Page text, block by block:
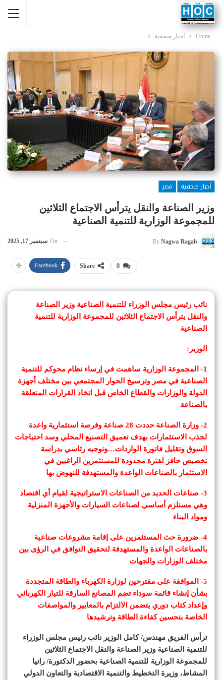
Home أخبار صحفية
أخبار صحفية
مصر
وزير الصناعة والنقل يترأس الاجتماع الثلاثين
للمجموعة الوزارية للتنمية الصناعية
By Nagwa Ragab
On سبتمبر 17, 2025
0
Share
Facebook
نائب رئيس مجلس الوزراء للتنمية الصناعية وزير الصناعة
والنقل يترأس الاجتماع الثلاثين للمجموعة الوزارية للتنمية
الصناعية
الوزير:
1- المجموعة الوزارية ساهمت في إرساء نظام محوكم للتنمية
الصناعية في مصر وترسيخ الحوار المجتمعي بين مختلف أجهزة
الدولة والوزارات والقطاع الخاص قبل اتخاذ القرارات المتعلقة
بالصناعة
2- وزارة الصناعة حددت 28 صناعة وفرصة استثمارية واعدة
لجذب الاستثمارات بهدف تعميق التصنيع المحلي وسد احتياجات
السوق وتقليل فاتورة الواردات…وتوجيه رئاسي بدراسة
تخصيص حافز لفترة محدودة للمستثمرين الراغبين في
الاستثمار بالصناعات الواعدة والمستهدفة للنهوض بها
3- صناعات الحديد من الصناعات الاستراتيجية لقيام أي اقتصاد
وهي مستلزم أساسي لصناعات السيارات والأجهزة المنزلية
ومواد البناء
4- ضرورة حث المستثمرين على إقامة مشروعات صناعية
بالصناعات الواعدة والمستهدفة لتحقيق التوافق في الرؤى بين
مختلف الوزارات والجهات
5- الموافقة على مقترحين لوزارة الكهرباء والطاقة المتجددة
بشأن إنشاء قائمة سوداء تضم المصانع السارقة للتيار الكهربائي
وإعداد كتاب دوري يتضمن الالتزام بالمعايير والمواصفات
الخاصة بتحسين كفاءة الطاقة وترشيدها
ترأس الفريق مهندس/ كامل الوزير نائب رئيس مجلس الوزراء
للتنمية الصناعية وزير الصناعة والنقل الاجتماع الثلاثين
للمجموعة الوزارية للتنمية الصناعية بحضور الدكتورة/ رانيا
المشاط، وزيرة التخطيط والتنمية الاقتصادية والتعاون الدولي